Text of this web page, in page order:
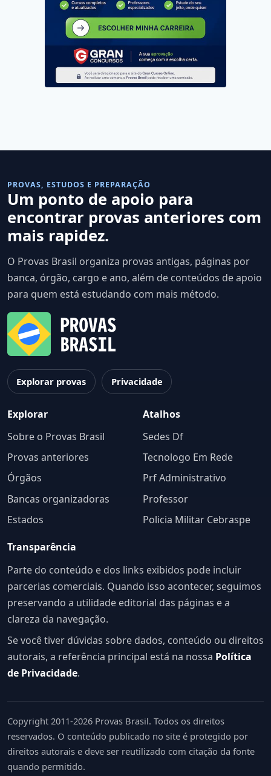
PROVAS, ESTUDOS E PREPARAÇÃO
Um ponto de apoio para
encontrar provas anteriores com
mais rapidez.
O Provas Brasil organiza provas antigas, páginas por
banca, órgão, cargo e ano, além de conteúdos de apoio
para quem está estudando com mais método.
Explorar provas Privacidade
Explorar
Sobre o Provas Brasil
Provas anteriores
Órgãos
Bancas organizadoras
Estados
Atalhos
Sedes Df
Tecnologo Em Rede
Prf Administrativo
Professor
Policia Militar Cebraspe
Transparência
Parte do conteúdo e dos links exibidos pode incluir
parcerias comerciais. Quando isso acontecer, seguimos
preservando a utilidade editorial das páginas e a
clareza da navegação.
Se você tiver dúvidas sobre dados, conteúdo ou direitos
autorais, a referência principal está na nossa Política
de Privacidade.
Copyright 2011-2026 Provas Brasil. Todos os direitos
reservados. O conteúdo publicado no site é protegido por
direitos autorais e deve ser reutilizado com citação da fonte
quando permitido.